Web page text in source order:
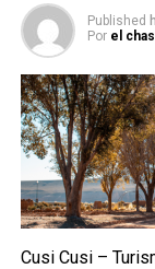
Published
Por el
Cusi Cusi –